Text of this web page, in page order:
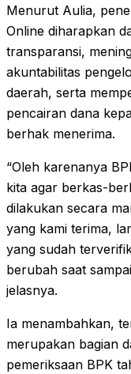
Menurut Aulia,
Online diharapkan
transparansi,
akuntabilitas
daerah, serta
pencairan dana
berhak menerima.
“Oleh karenanya
kita agar berkas-
dilakukan secara
yang kami terima,
yang sudah
berubah saat
jelasnya.
Ia menambahkan,
merupakan bagian
pemeriksaan BPK